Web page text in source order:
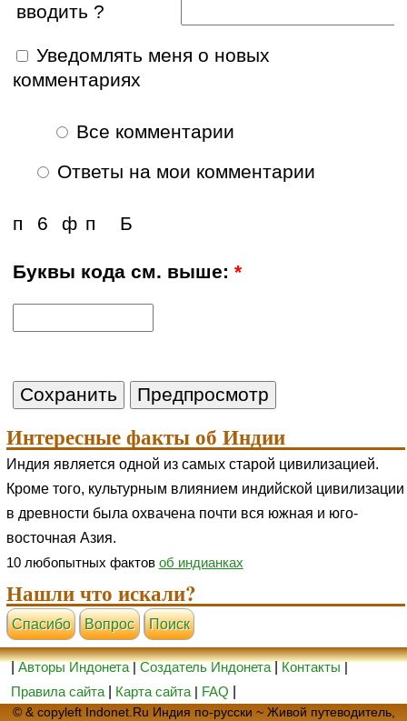
вводить ?
Уведомлять меня о новых
комментариях
Все комментарии
Ответы на мои комментарии
п 6 ф п Б
Буквы кода см. выше:*
Интересные факты об Индии
Индия является одной из самых старой цивилизацией.
Кроме того, культурным влиянием индийской цивилизации
в древности была охвачена почти вся южная и юго-
восточная Азия.
10 любопытных фактов об индианках
Нашли что искали?
Cпасибо Вопрос Поиск
|Авторы Индонета|Создатель Индонета|Контакты|
Правила сайта| Карта сайта| FAQ
© & copyleft Indonet.Ru Индия по-русски ~ Живой путеводитель,